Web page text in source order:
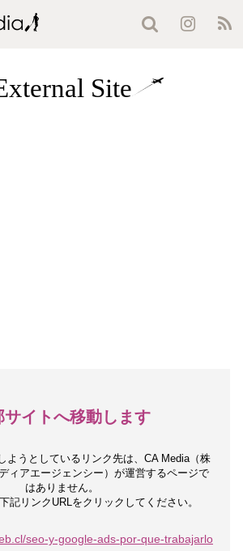
Site
サイトへ移動します
ようとしているリンク先は、 CA Media（株
ィアエージェンシー）が運営するページで
はありません。
記リンクURLをクリックしてください。
seo-y-google-ads-por-que-trabajarlo